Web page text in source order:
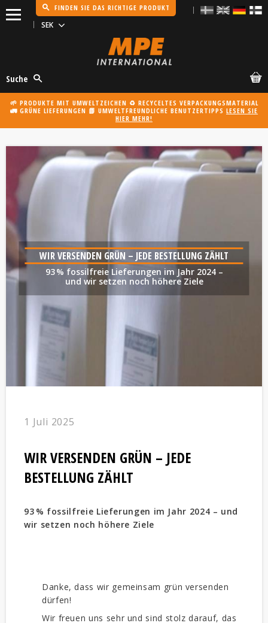
FINDEN SIE DAS RICHTIGE PRODUKT
Suche
🌱 PRODUKTE MIT UMWELTZEICHEN ♻️ RECYCELTES VERPACKUNGSMATERIAL
🚛 GRÜNE LIEFERUNGEN 📗 UMWELTFREUNDLICHE BENUTZERTIPPS LESEN SIE
HIER MEHR!
WIR VERSENDEN GRÜN – JEDE BESTELLUNG ZÄHLT
93 % fossilfreie Lieferungen im Jahr 2024 –
und wir setzen noch höhere Ziele
1 Juli 2025
WIR VERSENDEN GRÜN – JEDE
BESTELLUNG ZÄHLT
93 % fossilfreie Lieferungen im Jahr 2024 – und
wir setzen noch höhere Ziele
Danke, dass wir gemeinsam grün versenden
dürfen!
Wir freuen uns sehr und sind stolz darauf, das